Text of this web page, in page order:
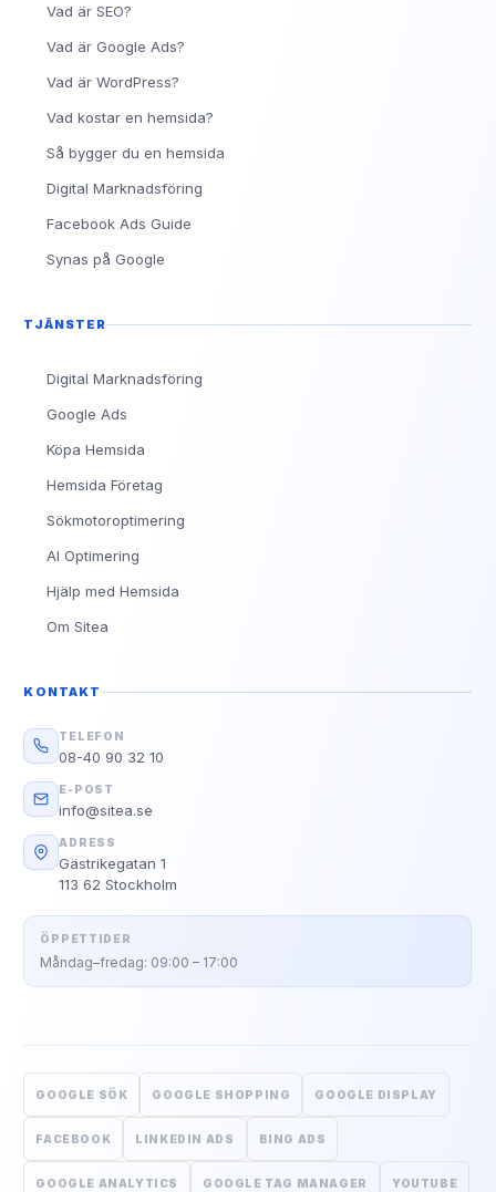
Vad är SEO?
Vad är Google Ads?
Vad är WordPress?
Vad kostar en hemsida?
Så bygger du en hemsida
Digital Marknadsföring
Facebook Ads Guide
Synas på Google
TJÄNSTER
Digital Marknadsföring
Google Ads
Köpa Hemsida
Hemsida Företag
Sökmotoroptimering
AI Optimering
Hjälp med Hemsida
Om Sitea
KONTAKT
TELEFON
08-40 90 32 10
E-POST
info@sitea.se
ADRESS
Gästrikegatan 1
113 62 Stockholm
ÖPPETTIDER
Måndag–fredag: 09:00 – 17:00
GOOGLE SÖK GOOGLE SHOPPING GOOGLE DISPLAY
FACEBOOK LINKEDIN ADS BING ADS
GOOGLE ANALYTICS GOOGLE TAG MANAGER YOUTUBE